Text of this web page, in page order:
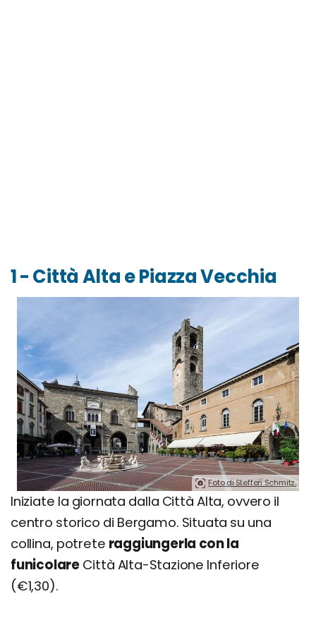
1 - Città Alta e Piazza Vecchia
Foto di Steffen Schmitz.
Iniziate la giornata dalla Città Alta, ovvero il
centro storico di Bergamo. Situata su una
collina, potrete raggiungerla con la
funicolare Città Alta-Stazione Inferiore
(€1,30).